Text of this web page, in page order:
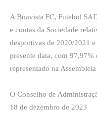
A Boavista FC, Futebol
e contas da Sociedade
desportivas de 2020/2021
presente data, com
representado na
O Conselho de
18 de dezembro de 2023